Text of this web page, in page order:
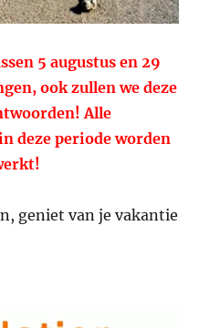
5 augustus en 29
ook zullen we deze
Alle
deze periode worden
geniet van je vakantie